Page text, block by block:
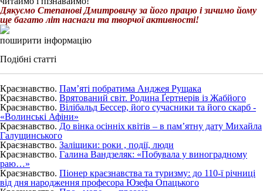
Дякуємо Степанові Дмитровичу за його працю і зичимо йому
ще багато літ наснаги та творчої активності!
поширити інформацію
Подібні статті
Краєзнавство. Пам’яті побратима Анджея Рущака
Краєзнавство. Врятований світ. Родина Ґертнерів із Жабйого
Краєзнавство. Вілібальд Бессер, його сучасники та його скарб -
«Волинські Афіни»
Краєзнавство. До вінка осінніх квітів – в пам’ятну дату Михайла
Галущинського
Краєзнавство. Заліщики: роки , події, люди
Краєзнавство. Галина Вандзеляк: «Побувала у виноградному
раю…»
Краєзнавство. Піонер краєзнавства та туризму: до 110-ї річниці
від дня народження професора Юзефа Опацького